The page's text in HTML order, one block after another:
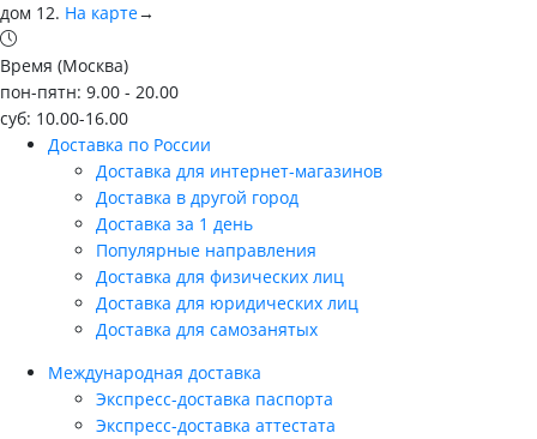
дом 12. На карте→
Время (Москва)
пон-пятн: 9.00 - 20.00
суб: 10.00-16.00
Доставка по России
Доставка для интернет-магазинов
Доставка в другой город
Доставка за 1 день
Популярные направления
Доставка для физических лиц
Доставка для юридических лиц
Доставка для самозанятых
Международная доставка
Экспресс-доставка паспорта
Экспресс-доставка аттестата